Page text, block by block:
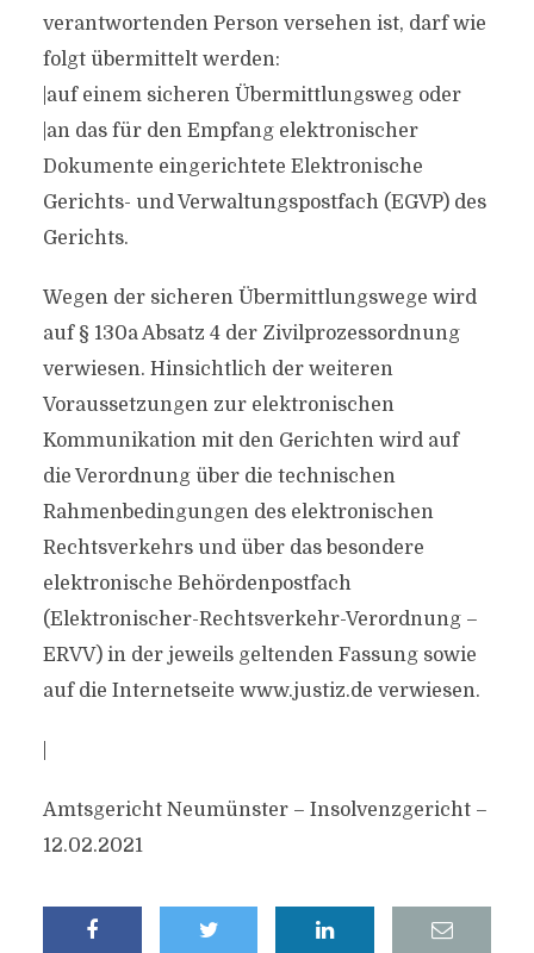
verantwortenden Person versehen ist, darf wie
folgt übermittelt werden:
|auf einem sicheren Übermittlungsweg oder
|an das für den Empfang elektronischer
Dokumente eingerichtete Elektronische
Gerichts- und Verwaltungspostfach (EGVP) des
Gerichts.
Wegen der sicheren Übermittlungswege wird
auf § 130a Absatz 4 der Zivilprozessordnung
verwiesen. Hinsichtlich der weiteren
Voraussetzungen zur elektronischen
Kommunikation mit den Gerichten wird auf
die Verordnung über die technischen
Rahmenbedingungen des elektronischen
Rechtsverkehrs und über das besondere
elektronische Behördenpostfach
(Elektronischer-Rechtsverkehr-Verordnung –
ERVV) in der jeweils geltenden Fassung sowie
auf die Internetseite www.justiz.de verwiesen.
Amtsgericht Neumünster – Insolvenzgericht –
12.02.2021